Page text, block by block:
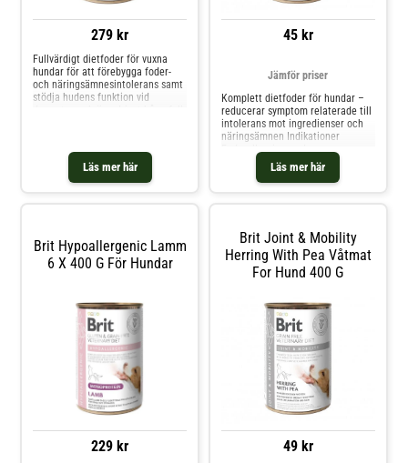
279 kr
Läs mer här
Fullvärdigt dietfoder för vuxna
hundar för att förebygga foder-
och näringsämnesintolerans samt
stödja hudens funktion vid
kyckling och kycklingfett.
Innehåller omega-3-fettsyr
45 kr
Läs mer här
Jämför priser
Komplett dietfoder för hundar –
reducerar symptom relaterade till
intolerans mot ingredienser och
näringsämnen Indikationer
Foderallergier med
dermatologiska eller
gastrointestinala symptom
Foderintolerans Otitis externa,
Brit Hypoallergenic Lamm
6 X 400 G För Hundar
229 kr
Brit Joint & Mobility
Herring With Pea Våtmat
For Hund 400 G
49 kr